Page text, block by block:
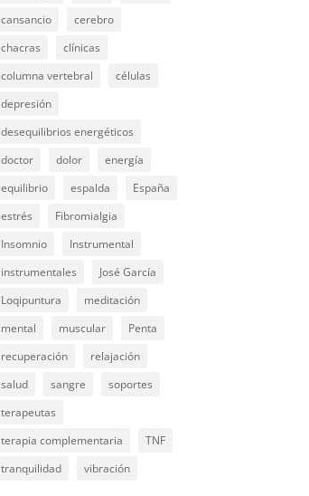
cansancio
cerebro
chacras
clínicas
columna vertebral
células
depresión
desequilibrios energéticos
doctor
dolor
energía
equilibrio
espalda
España
estrés
Fibromialgia
Insomnio
Instrumental
instrumentales
José García
Loqipuntura
meditación
mental
muscular
Penta
recuperación
relajación
salud
sangre
soportes
terapeutas
terapia complementaria
TNF
tranquilidad
vibración